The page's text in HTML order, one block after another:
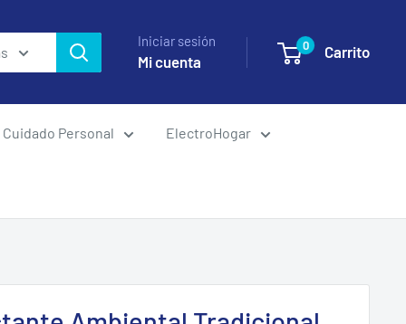
Iniciar sesión
Mi cuenta
0 Carrito
Cuidado Personal ElectroHogar